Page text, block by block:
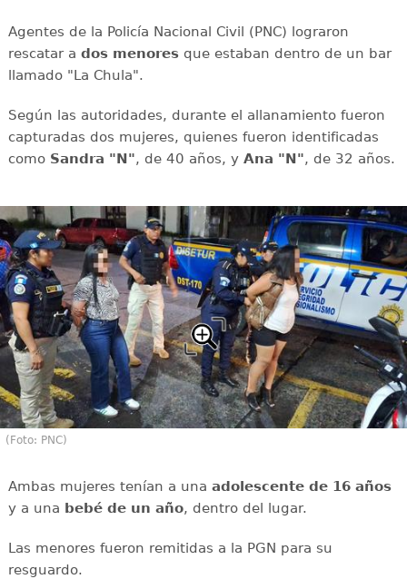
Agentes de la Policía Nacional Civil (PNC) lograron
rescatar a dos menoresque estaban dentro de un bar
llamado "La Chula".
Según las autoridades, durante el allanamiento fueron
capturadas dos mujeres, quienes fueron identificadas
como Sandra "N", de 40 años, y Ana "N", de 32 años.
(Foto: PNC)
Ambas mujeres tenían a una adolescente de 16 años
y a una bebé de un año, dentro del lugar.
Las menores fueron remitidas a la PGN para su
resguardo.